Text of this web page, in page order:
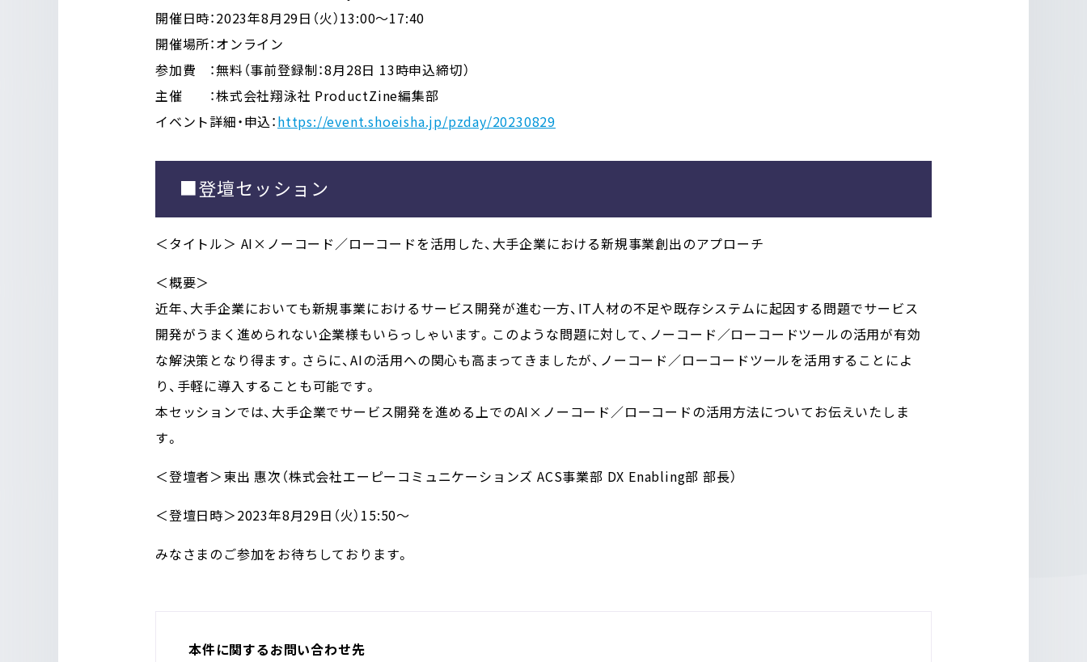
開催日時：2023年8月29日（火）13:00～17:40
開催場所：オンライン
参加費 ：無料（事前登録制：8月28日 13時申込締切）
主催 ：株式会社翔泳社 ProductZine編集部
イベント詳細・申込：https://event.shoeisha.jp/pzday/20230829
■登壇セッション
＜タイトル＞ AI×ノーコード／ローコードを活用した、大手企業における新規事業創出のアプローチ
＜概要＞
近年、大手企業においても新規事業におけるサービス開発が進む一方、IT人材の不足や既存システムに起因する問題でサービス
開発がうまく進められない企業様もいらっしゃいます。 このような問題に対して、ノーコード／ローコードツールの活用が有効
な解決策となり得ます。 さらに、AIの活用への関心も高まってきましたが、ノーコード／ローコードツールを活用することによ
り、手軽に導入することも可能です。
本セッションでは、大手企業でサービス開発を進める上でのAI×ノーコード／ローコードの活用方法についてお伝えいたしま
す。
＜登壇者＞東出 惠次（株式会社エーピーコミュニケーションズ ACS事業部 DX Enabling部 部長）
＜登壇日時＞2023年8月29日（火）15:50～
みなさまのご参加をお待ちしております。
本件に関するお問い合わせ先